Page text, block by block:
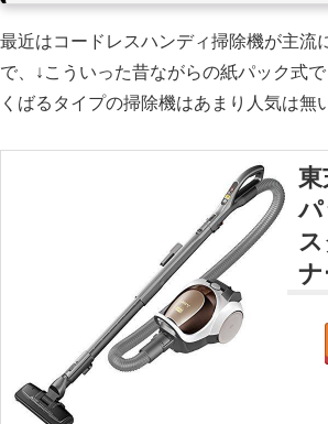
最近はコードレスハンディ掃除機が主流
で、↓こういった昔ながらの紙パック式
くばるタイプの掃除機はあまり人気は無
東
ナ